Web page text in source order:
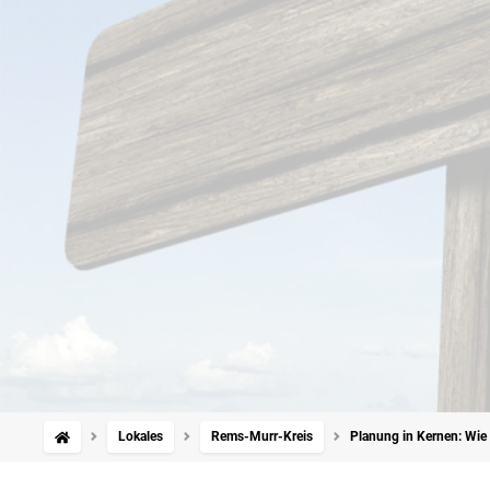
Lokales Rems-Murr-Kreis Planung in Kernen: